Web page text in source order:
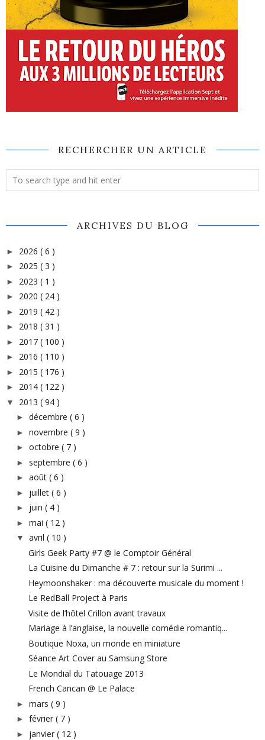
RECHERCHER UN ARTICLE
ARCHIVES DU BLOG
► 2026 ( 6 )
► 2025 ( 3 )
► 2023 ( 1 )
► 2020 ( 24 )
► 2019 ( 42 )
► 2018 ( 31 )
► 2017 ( 100 )
► 2016 ( 110 )
► 2015 ( 176 )
► 2014 ( 122 )
▼ 2013 ( 94 )
► décembre ( 6 )
► novembre ( 9 )
► octobre ( 7 )
► septembre ( 6 )
► août ( 6 )
► juillet ( 6 )
► juin ( 4 )
► mai ( 12 )
▼ avril ( 10 )
Girls Geek Party #7 @ le Comptoir Général
La Cuisine du Dimanche # 7 : retour sur la Surimi ...
Heymoonshaker : ma découverte musicale du moment !
Le RedBall Project à Paris
Visite de l’hôtel Crillon avant travaux
Mariage à l’anglaise, la nouvelle comédie romantiq...
Boutique Noxa, un monde en miniature
Séance Art Cover au Samsung Store
Le Mondial du Tatouage 2013
French Cancan @ Le Palace
► mars ( 9 )
► février ( 7 )
► janvier ( 12 )